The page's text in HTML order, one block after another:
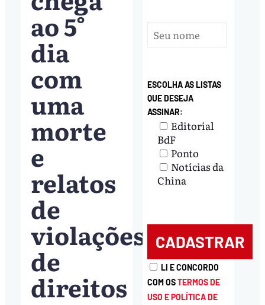
ao 5°
dia
com
uma
morte
e
relatos
de
violações
de
direitos
ESCOLHA AS LISTAS
QUE DESEJA
ASSINAR:
Editorial
BdF
Ponto
Notícias da
China
LI E CONCORDO
COM OSTERMOS DE
USO E POLÍTICA DE